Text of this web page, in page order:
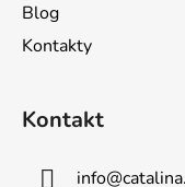
Blog
Kontakty
Kontakt
info@